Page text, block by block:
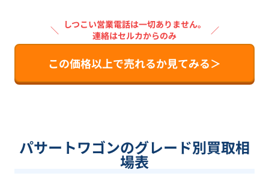
＼ しつこい営業電話は一切ありません。
連絡はセルカからのみ
／
この価格以上で売れるか見てみる＞
パサートワゴンのグレード別買取相
場表